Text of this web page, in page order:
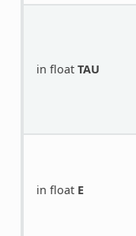
in float TAU
in float E